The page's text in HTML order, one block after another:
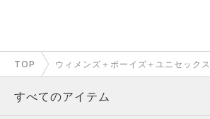
TOP ウィメンズ＋ボーイズ＋ユニセックス
すべてのアイテム